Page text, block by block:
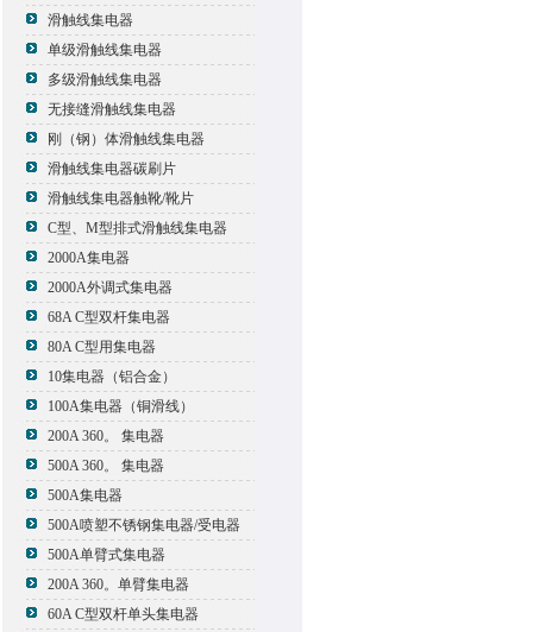
滑触线集电器
单级滑触线集电器
多级滑触线集电器
无接缝滑触线集电器
刚（钢）体滑触线集电器
滑触线集电器碳刷片
滑触线集电器触靴/靴片
C型、M型排式滑触线集电器
2000A集电器
2000A外调式集电器
68A C型双杆集电器
80A C型用集电器
10集电器（铝合金）
100A集电器（铜滑线）
200A 360。 集电器
500A 360。 集电器
500A集电器
500A喷塑不锈钢集电器/受电器
500A单臂式集电器
200A 360。单臂集电器
60A C型双杆单头集电器